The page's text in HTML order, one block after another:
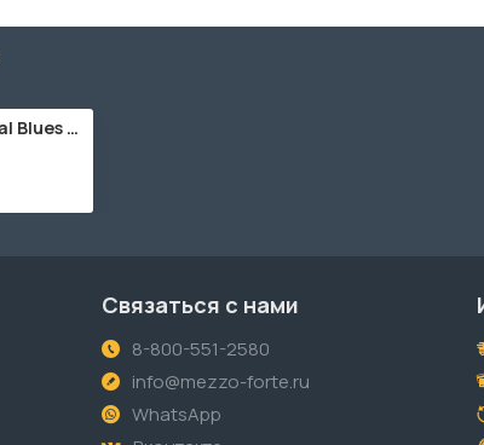
HH-2221 Professional Blues F Губная гармошка, Cascha
Связаться с нами
8-800-551-2580
info@mezzo-forte.ru
WhatsApp